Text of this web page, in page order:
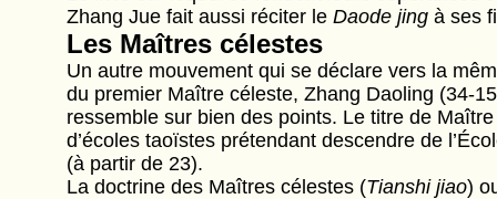
Zhang Jue fait aussi réciter le Daode jingà ses
Les Maîtres célestes
Un autre mouvement qui se déclare vers la
du premier Maître céleste, Zhang Daoling (34-
ressemble sur bien des points. Le titre de
d’écoles taoïstes prétendant descendre de
(à partir de 23).
La doctrine des Maîtres célestes (Tianshi jiao)